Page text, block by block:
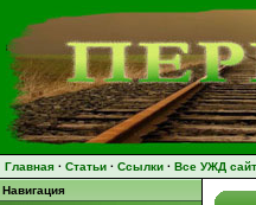
Главная · Статьи · Ссылки · Все УЖД
Навигация